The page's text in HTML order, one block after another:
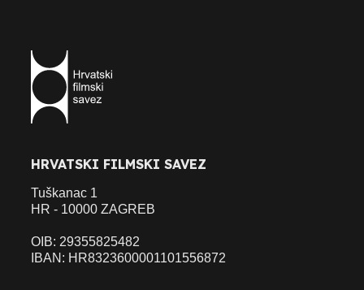
HRVATSKI FILMSKI SAVEZ
Tuškanac 1
HR - 10000 ZAGREB
OIB: 29355825482
IBAN: HR8323600001101556872